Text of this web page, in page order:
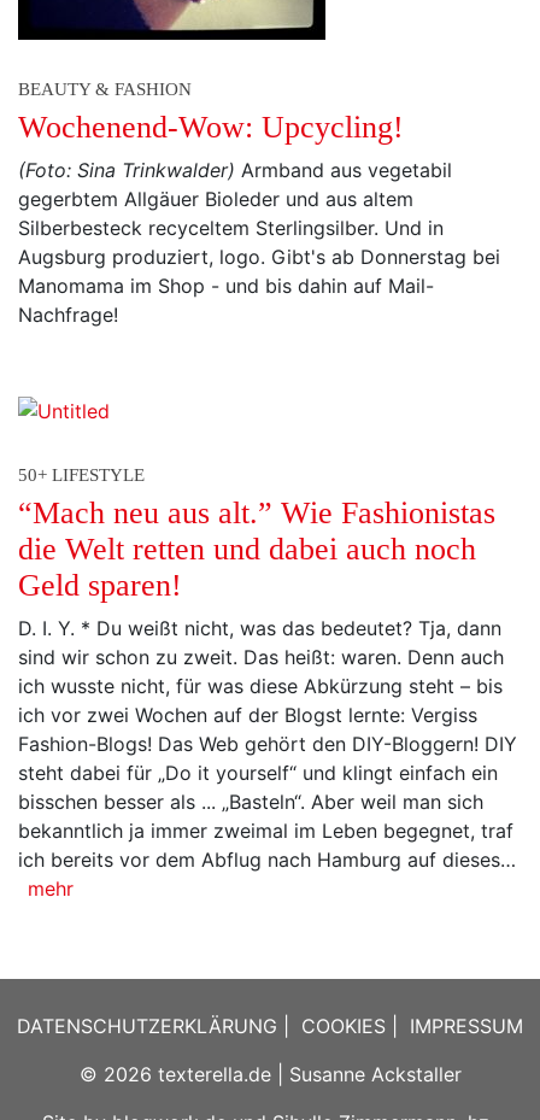
BEAUTY & FASHION
Wochenend-Wow: Upcycling!
(Foto: Sina Trinkwalder) Armband aus vegetabil
gegerbtem Allgäuer Bioleder und aus altem
Silberbesteck recyceltem Sterlingsilber. Und in
Augsburg produziert, logo. Gibt's ab Donnerstag bei
Manomama im Shop - und bis dahin auf Mail-
Nachfrage!
50+ LIFESTYLE
“Mach neu aus alt.” Wie Fashionistas
die Welt retten und dabei auch noch
Geld sparen!
D. I. Y. * Du weißt nicht, was das bedeutet? Tja, dann
sind wir schon zu zweit. Das heißt: waren. Denn auch
ich wusste nicht, für was diese Abkürzung steht – bis
ich vor zwei Wochen auf der Blogst lernte: Vergiss
Fashion-Blogs! Das Web gehört den DIY-Bloggern! DIY
steht dabei für „Do it yourself“ und klingt einfach ein
bisschen besser als ... „Basteln“. Aber weil man sich
bekanntlich ja immer zweimal im Leben begegnet, traf
ich bereits vor dem Abflug nach Hamburg auf dieses…
mehr
DATENSCHUTZERKLÄRUNG COOKIES
IMPRESSUM
© 2026 texterella.de| Susanne Ackstaller